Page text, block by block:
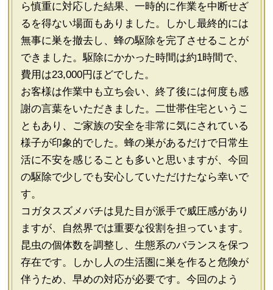
ら慎重に対応した結果、一時的に作業を中断せざ
るを得ない場面もありました。しかし最終的には
無事に巣を撤去し、蜂の駆除を完了させることが
できました。駆除にかかった時間は約1時間で、
費用は23,000円ほどでした。
お客様は作業中も立ち会い、終了後には何度も感
謝の言葉をいただきました。二世帯住宅というこ
ともあり、ご家族の安全を非常に気にされている
様子が印象的でした。蜂の巣があるだけで日常生
活に不安を感じることも多いと思いますが、今回
の駆除で少しでも安心していただけたなら幸いで
す。
コガタスズメバチは見た目が派手で威圧感があり
ますが、自然界では重要な役割を担っています。
昆虫の個体数を調整し、生態系のバランスを保つ
存在です。しかし人の生活圏に巣を作ると危険が
伴うため、早めの対応が必要です。今回のよう